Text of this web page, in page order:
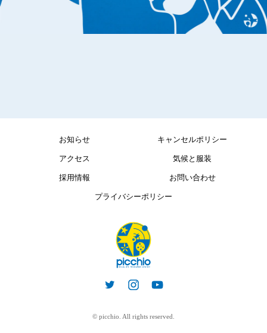
お知らせ キャンセルポリシー
アクセス 気候と服装
採用情報 お問い合わせ
プライバシーポリシー
© picchio. All rights reserved.